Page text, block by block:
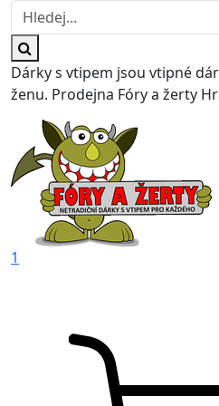
Dárky s vtipem jsou vtipné
ženu. Prodejna Fóry a žerty
1